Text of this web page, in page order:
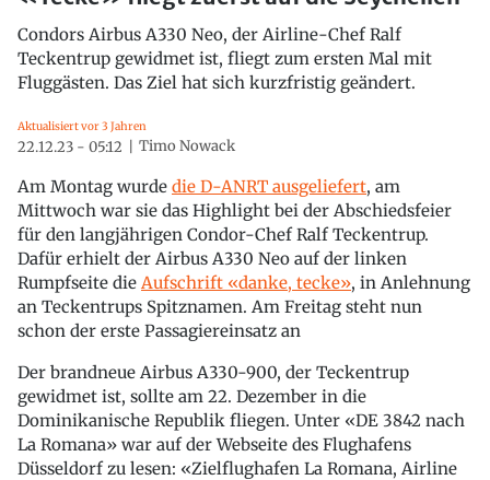
Condors Airbus A330 Neo, der Airline-Chef Ralf
Teckentrup gewidmet ist, fliegt zum ersten Mal mit
Fluggästen. Das Ziel hat sich kurzfristig geändert.
Aktualisiert vor 3 Jahren
22.12.23 - 05:12 Timo Nowack
Am Montag wurde die D-ANRT ausgeliefert, am
Mittwoch war sie das Highlight bei der Abschiedsfeier
für den langjährigen Condor-Chef Ralf Teckentrup.
Dafür erhielt der Airbus A330 Neo auf der linken
Rumpfseite die Aufschrift «danke, tecke», in Anlehnung
an Teckentrups Spitznamen. Am Freitag steht nun
schon der erste Passagiereinsatz an
Der brandneue Airbus A330-900, der Teckentrup
gewidmet ist, sollte am 22. Dezember in die
Dominikanische Republik fliegen. Unter «DE 3842 nach
La Romana» war auf der Webseite des Flughafens
Düsseldorf zu lesen: «Zielflughafen La Romana, Airline